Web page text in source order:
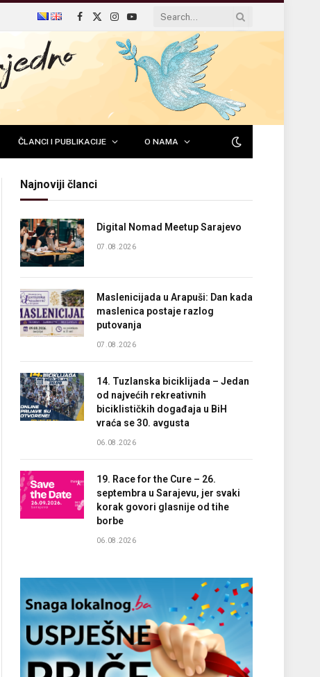
Facebook
X
(Twitter)
Instagram
YouTube
ČLANCI I PUBLIKACIJE O NAMA
Najnoviji članci
Digital Nomad Meetup Sarajevo
07.08.2026
Maslenicijada u Arapuši: Dan kada
maslenica postaje razlog
putovanja
07.08.2026
14. Tuzlanska biciklijada – Jedan
od najvećih rekreativnih
biciklističkih događaja u BiH
vraća se 30. avgusta
06.08.2026
19. Race for the Cure – 26.
septembra u Sarajevu, jer svaki
korak govori glasnije od tihe
borbe
06.08.2026